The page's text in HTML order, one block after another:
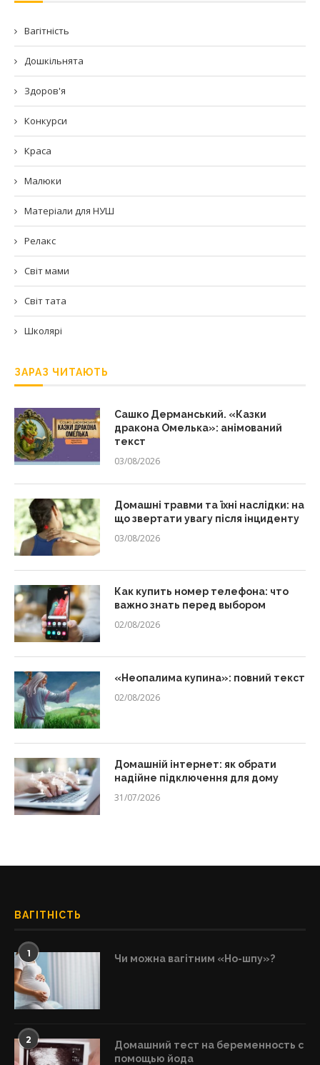
Вагітність
Дошкільнята
Здоров'я
Конкурси
Краса
Малюки
Матеріали для НУШ
Релакс
Світ мами
Світ тата
Школярі
ЗАРАЗ ЧИТАЮТЬ
Сашко Дерманський. «Казки
дракона Омелька»: анімований
текст
03/08/2026
Домашні травми та їхні наслідки: на
що звертати увагу після інциденту
03/08/2026
Как купить номер телефона: что
важно знать перед выбором
02/08/2026
«Неопалима купина»: повний текст
02/08/2026
Домашній інтернет: як обрати
надійне підключення для дому
31/07/2026
ВАГІТНІСТЬ
1 Чи можна вагітним «Но-шпу»?
2
Домашний тест на беременность с
помощью йода